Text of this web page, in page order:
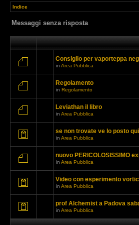
Indice
Messaggi senza risposta
Consiglio per vaporteppa
in Area Pubblica
Regolamento
in Regolamento
Leviathan il libro
in Area Pubblica
se non trovate ve lo posto
in Area Pubblica
nuovo PERICOLOSISSIMO
in Area Pubblica
Video con esperimento
in Area Pubblica
prof Alchemist a Padova
in Area Pubblica